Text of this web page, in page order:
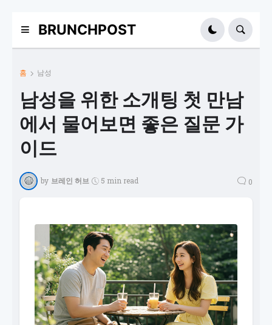
BRUNCHPOST
홈 남성
남성을 위한 소개팅 첫 만남
에서 물어보면 좋은 질문 가
이드
by 브레인 허브 5 min read 0